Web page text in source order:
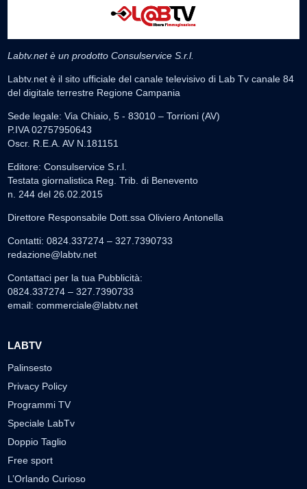
Labtv.net è un prodotto Consulservice S.r.l.
Labtv.net è il sito ufficiale del canale televisivo di Lab Tv canale 84
del digitale terrestre Regione Campania
Sede legale: Via Chiaio, 5 - 83010 – Torrioni (AV)
P.IVA 02757950643
Oscr. R.E.A. AV N.181151
Editore: Consulservice S.r.l.
Testata giornalistica Reg. Trib. di Benevento
n. 244 del 26.02.2015
Direttore Responsabile Dott.ssa Oliviero Antonella
Contatti: 0824.337274 – 327.7390733
redazione@labtv.net
Contattaci per la tua Pubblicità:
0824.337274 – 327.7390733
email: commerciale@labtv.net
LABTV
Palinsesto
Privacy Policy
Programmi TV
Speciale LabTv
Doppio Taglio
Free sport
L’Orlando Curioso